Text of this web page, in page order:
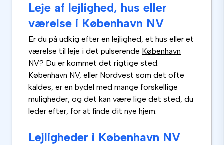
Leje af lejlighed, hus eller
værelse i København NV
Er du på udkig efter en lejlighed, et hus eller et
værelse til leje i det pulserende København
NV? Du er kommet det rigtige sted.
København NV, eller Nordvest som det ofte
kaldes, er en bydel med mange forskellige
muligheder, og det kan være lige det sted, du
leder efter, for at finde dit nye hjem.
Lejligheder i København NV